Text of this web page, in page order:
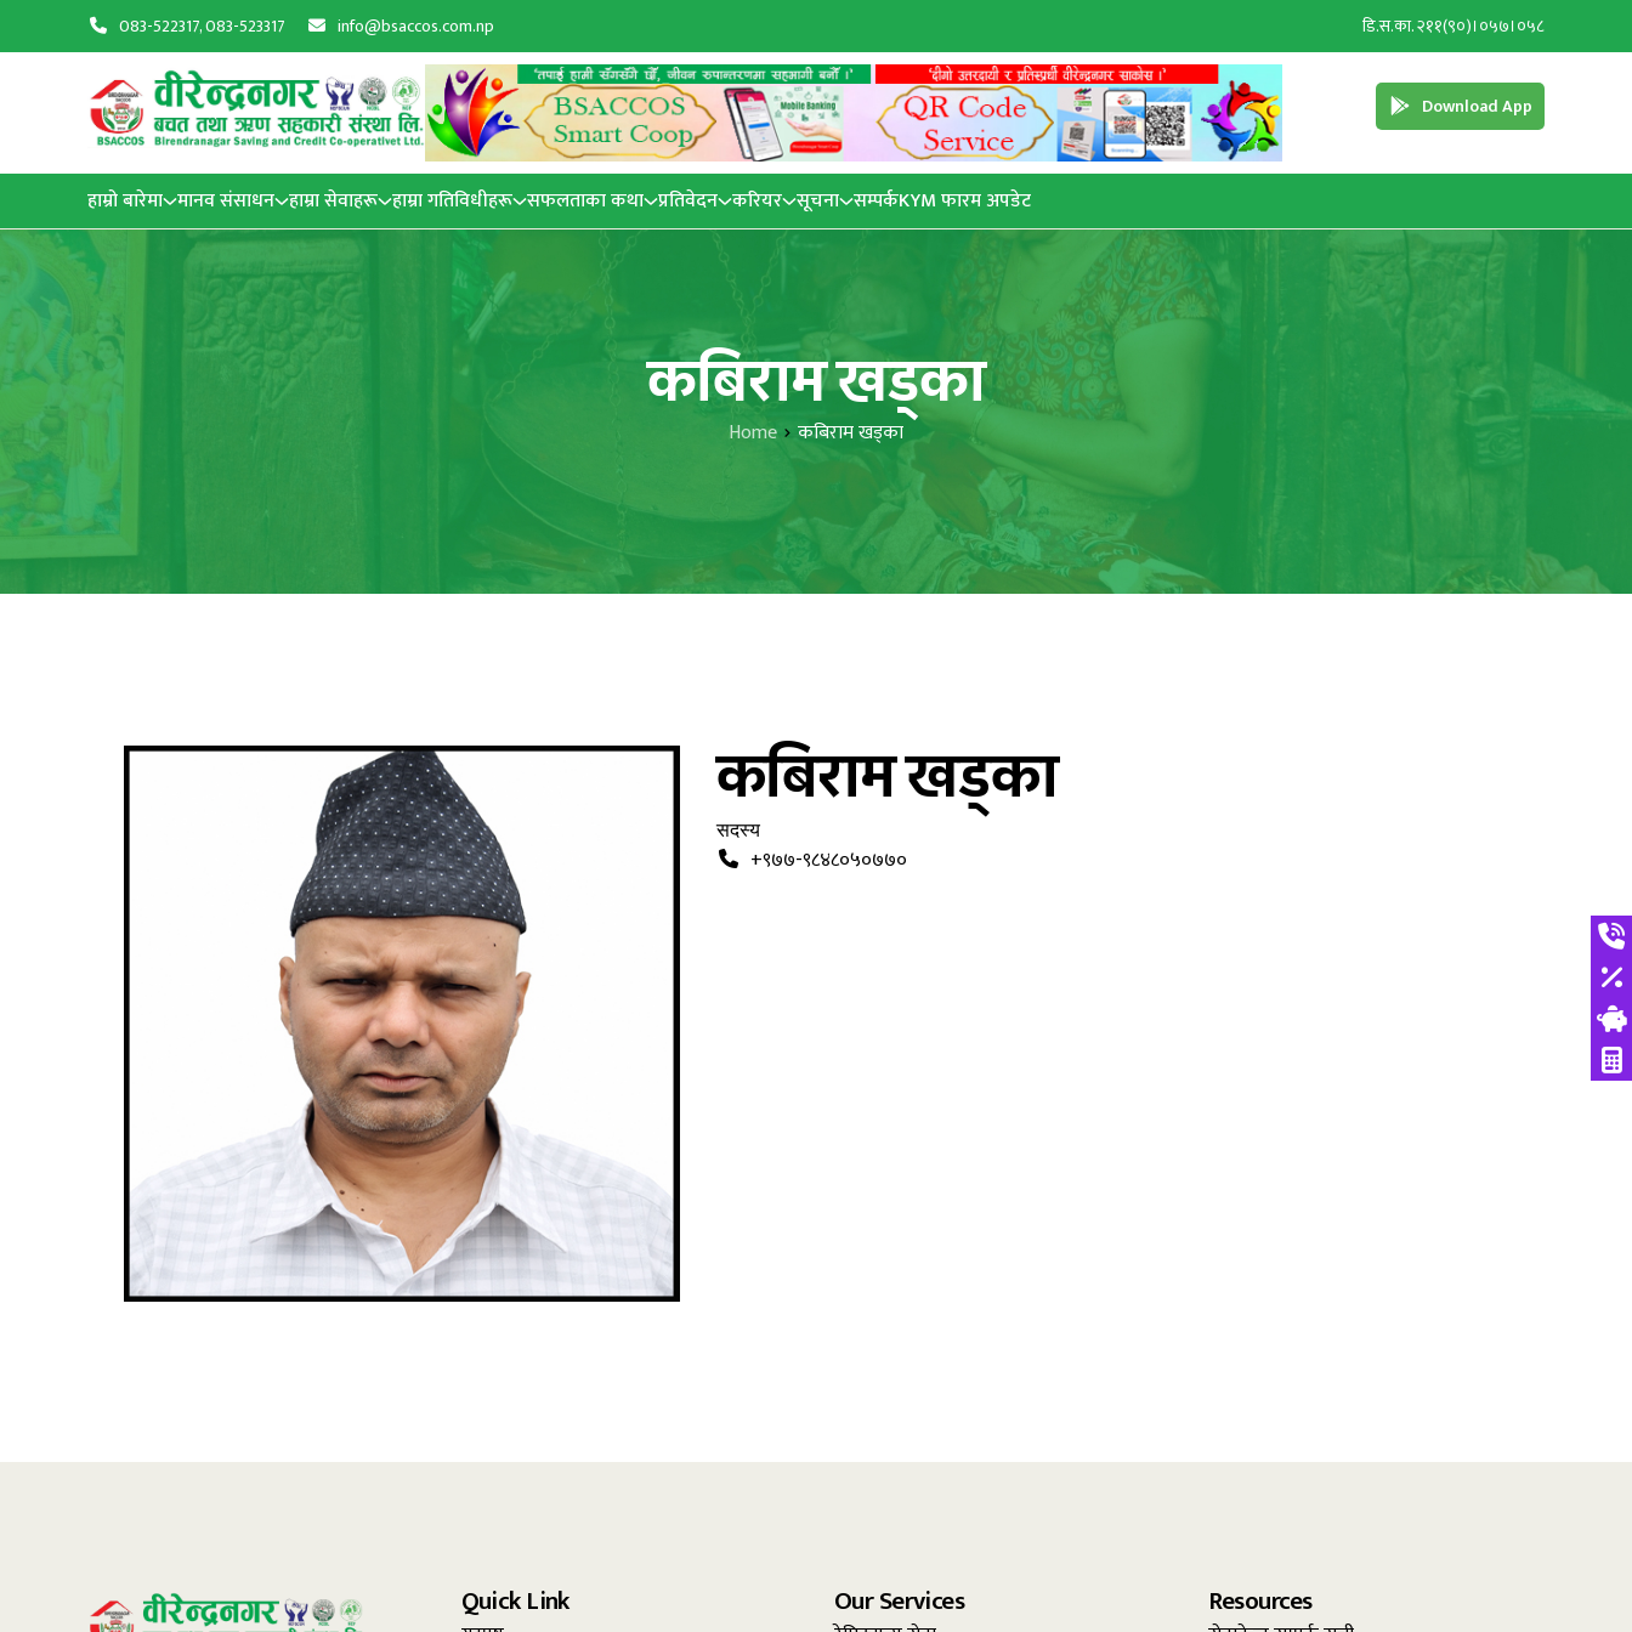
083-522317, 083-523317 info@bsaccos.com.np डि.स.का. २११(९०)।०५७।०५८
Download App
हाम्रो बारेमा मानव संसाधन हाम्रा सेवाहरू हाम्रा गतिविधीहरू सफलताका कथा प्रतिवेदन करियर सूचना सम्पर्कKYM फारम अपडेट
कबिराम खड्का
Home कबिराम खड्का
कबिराम खड्का
सदस्य
+९७७-९८४८०५०७७०
Quick Link Our Services Resources